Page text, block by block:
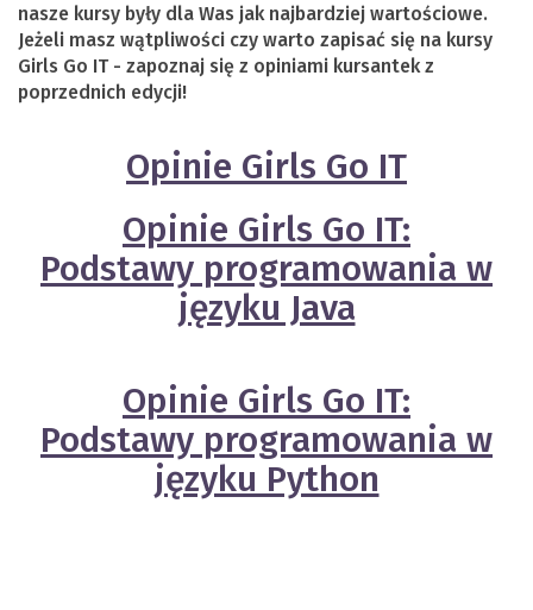
nasze kursy były dla Was jak najbardziej wartościowe.
Jeżeli masz wątpliwości czy warto zapisać się na kursy
Girls Go IT - zapoznaj się z opiniami kursantek z
poprzednich edycji!
Opinie Girls Go IT
Opinie Girls Go IT:
Podstawy programowania w
języku Java
Opinie Girls Go IT:
Podstawy programowania w
języku Python